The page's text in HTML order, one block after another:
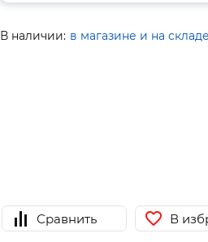
В наличии: в магазине и на складе
Сравнить В